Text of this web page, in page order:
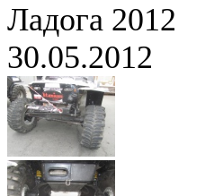
Ладога 2012
30.05.2012